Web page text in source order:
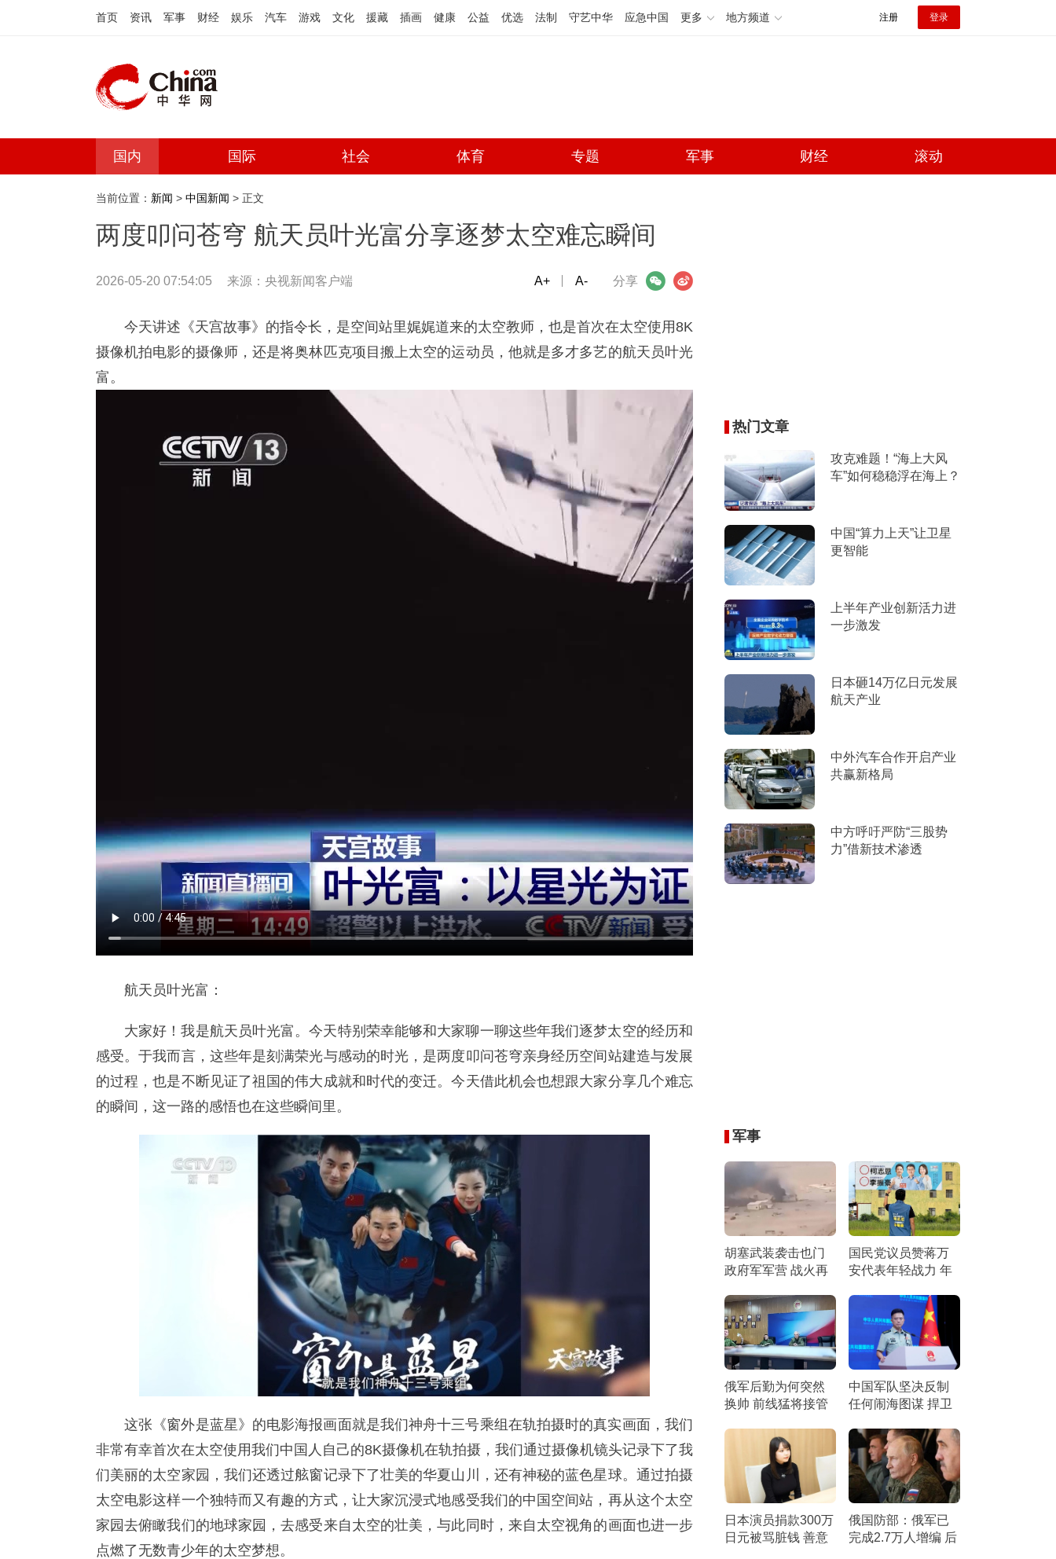
首页 资讯 军事 财经 娱乐 汽车 游戏 文化 援藏 插画 健康 公益 优选 法制 守艺中华 应急中国 更多 地方频道 注册 登录
国内 国际 社会 体育 专题 军事 财经 滚动
当前位置： 新闻 > 中国新闻 > 正文
两度叩问苍穹 航天员叶光富分享逐梦太空难忘瞬间
2026-05-20 07:54:05 来源：央视新闻客户端 分享
微信 微博
A+ A-
今天讲述《天宫故事》的指令长，是空间站里娓娓道来的太空教师，也是首次在太空使用8K
摄像机拍电影的摄像师，还是将奥林匹克项目搬上太空的运动员，他就是多才多艺的航天员叶光
富。
航天员叶光富：
大家好！我是航天员叶光富。今天特别荣幸能够和大家聊一聊这些年我们逐梦太空的经历和
感受。于我而言，这些年是刻满荣光与感动的时光，是两度叩问苍穹亲身经历空间站建造与发展
的过程，也是不断见证了祖国的伟大成就和时代的变迁。今天借此机会也想跟大家分享几个难忘
的瞬间，这一路的感悟也在这些瞬间里。
这张《窗外是蓝星》的电影海报画面就是我们神舟十三号乘组在轨拍摄时的真实画面，我们
非常有幸首次在太空使用我们中国人自己的8K摄像机在轨拍摄，我们通过摄像机镜头记录下了我
们美丽的太空家园，我们还透过舷窗记录下了壮美的华夏山川，还有神秘的蓝色星球。通过拍摄
太空电影这样一个独特而又有趣的方式，让大家沉浸式地感受我们的中国空间站，再从这个太空
家园去俯瞰我们的地球家园，去感受来自太空的壮美，与此同时，来自太空视角的画面也进一步
点燃了无数青少年的太空梦想。
热门文章
攻克难题！“海上大风
车”如何稳稳浮在海上？
中国“算力上天”让卫星
更智能
上半年产业创新活力进
一步激发
日本砸14万亿日元发展
航天产业
中外汽车合作开启产业
共赢新格局
中方呼吁严防“三股势
力”借新技术渗透
军事
胡塞武装袭击也门
政府军军营 战火再
国民党议员赞蒋万
安代表年轻战力 年
俄军后勤为何突然
换帅 前线猛将接管
中国军队坚决反制
任何闹海图谋 捍卫
日本演员捐款300万
日元被骂脏钱 善意
俄国防部：俄军已
完成2.7万人增编 后